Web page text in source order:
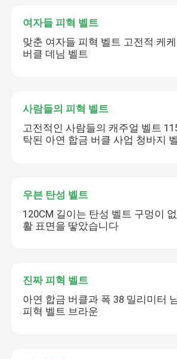
여자들 피혁 벨트
맞춘 여자들 피혁 벨트 고전적 케
버클 데님 벨트
사람들의 피혁 벨트
고전적인 사람들의 캐주얼 벨트
탁된 아연 합금 버클 사업 청바지
우븐 탄성 벨트
120CM 길이는 탄성 벨트 구멍이
활 표면을 땋았습니다
진짜 피혁 벨트
아연 합금 버클과 폭 38 밀리미터
피혁 벨트 브라운